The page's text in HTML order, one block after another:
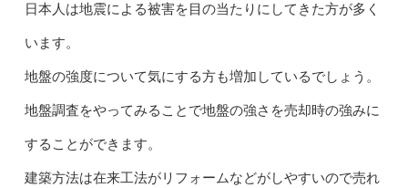
日本人は地震による被害を目の当たりにしてきた方が多く
います。
地盤の強度について気にする方も増加しているでしょう。
地盤調査をやってみることで地盤の強さを売却時の強みに
することができます。
建築方法は在来工法がリフォームなどがしやすいので売れ